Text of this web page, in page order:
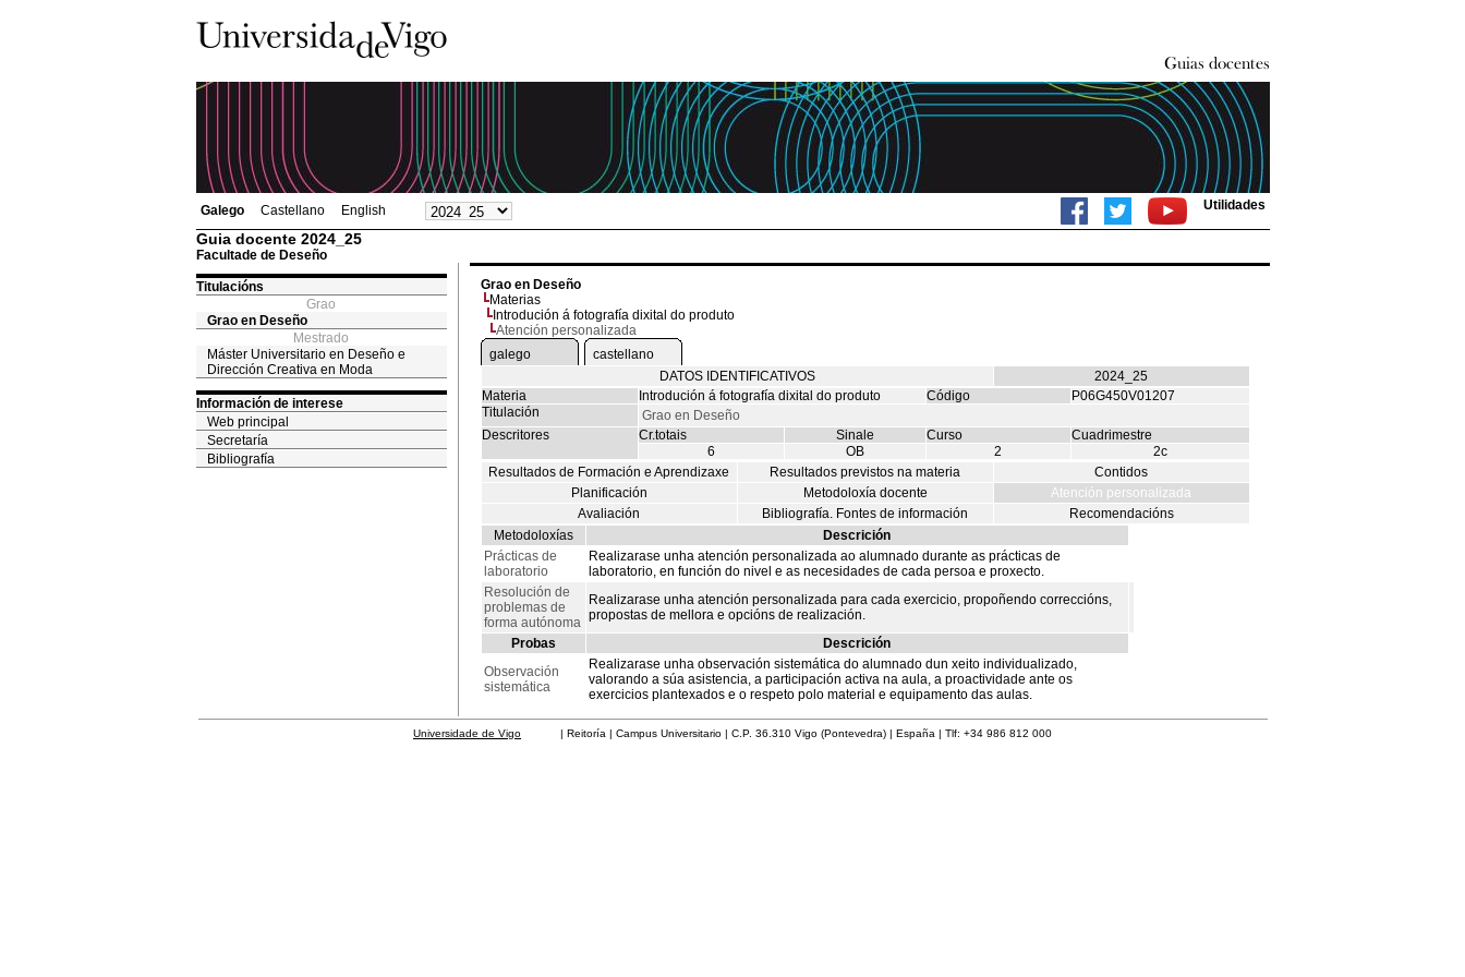
Galego Castellano English Utilidades
Guia docente 2024_25
Facultade de Deseño
Titulacións
Grao
Grao en Deseño
Mestrado
Máster Universitario en Deseño e
Dirección Creativa en Moda
Información de interese
Web principal
Secretaría
Bibliografía
Grao en Deseño
Materias
Introdución á fotografía dixital do produto
Atención personalizada
galego
castellano
DATOS IDENTIFICATIVOS
2024_25
Materia
Introdución á fotografía dixital do produto Código
P06G450V01207
Titulación
Grao en Deseño
Descritores
Cr.totais Sinale Curso
Cuadrimestre
6
OB 2
2c
Resultados de Formación e Aprendizaxe
Resultados previstos na materia
Contidos
Planificación
Metodoloxía docente
Atención personalizada
Avaliación
Bibliografía. Fontes de información
Recomendacións
Metodoloxías
Descrición
Prácticas de
laboratorio
Realizarase unha atención personalizada ao alumnado durante as prácticas de
laboratorio, en función do nivel e as necesidades de cada persoa e proxecto.
Resolución de
problemas de
forma autónoma
Realizarase unha atención personalizada para cada exercicio, propoñendo correccións,
propostas de mellora e opcións de realización.
Probas
Descrición
Observación
sistemática
Realizarase unha observación sistemática do alumnado dun xeito individualizado,
valorando a súa asistencia, a participación activa na aula, a proactividade ante os
exercicios plantexados e o respeto polo material e equipamento das aulas.
Universidade de Vigo | Reitoría | Campus Universitario | C.P. 36.310 Vigo (Pontevedra) | España | Tlf: +34 986 812 000